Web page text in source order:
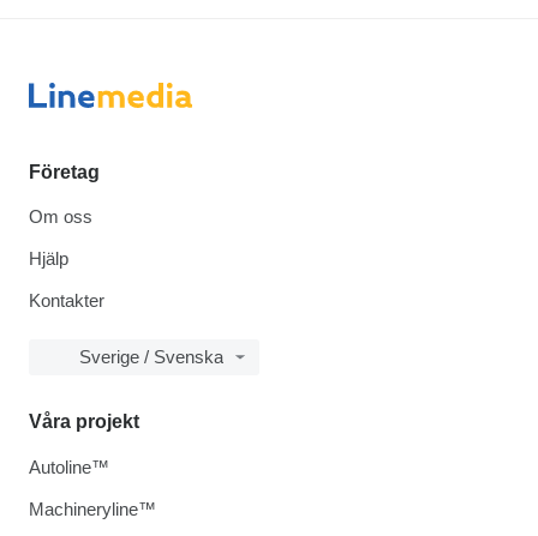
Företag
Om oss
Hjälp
Kontakter
Sverige / Svenska
Våra projekt
Autoline™
Machineryline™